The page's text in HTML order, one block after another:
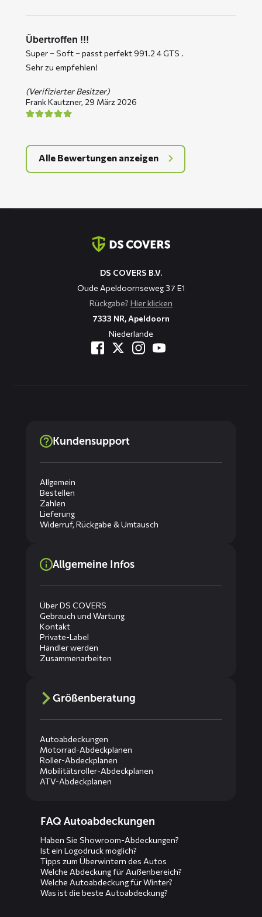
Übertroffen !!!
Super – Soft – passt perfekt 991.2 4 GTS .
Sehr zu empfehlen!
(Verifizierter Besitzer)
Frank Kautzner, 29 März 2026
Alle Bewertungen anzeigen
DS COVERS B.V.
Oude Apeldoornseweg 37 E1
Rückgabe? Hier klicken
7333 NR, Apeldoorn
Niederlande
Kundensupport
Allgemein
Bestellen
Zahlen
Lieferung
Widerruf, Rückgabe & Umtausch
Allgemeine Infos
Über DS COVERS
Gebrauch und Wartung
Kontakt
Private-Label
Händler werden
Zusammenarbeiten
Größenberatung
Autoabdeckungen
Motorrad-Abdeckplanen
Roller-Abdeckplanen
Mobilitätsroller-Abdeckplanen
ATV-Abdeckplanen
menusFAQ Autoabdeckungen
Haben Sie Showroom-Abdeckungen?
Ist ein Logodruck möglich?
Tipps zum Überwintern des Autos
Welche Abdeckung für Außenbereich?
Welche Autoabdeckung für Winter?
Was ist die beste Autoabdeckung?